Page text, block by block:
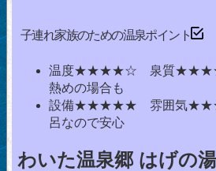
子連れ家族のための温泉ポイント
温度★★★★☆ 泉質
熱めの場合も
設備★★★★★ 雰囲気
呂なので安心
わいた温泉郷 はげの